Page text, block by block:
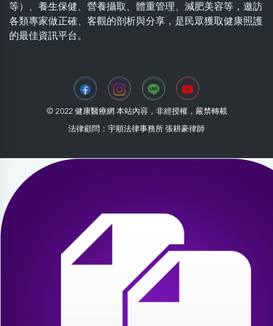
等）、養生保健、營養攝取、體重管理、減肥美容等，邀訪
各類專家做正確、客觀的剖析與分享，是民眾獲取健康照護
的最佳資訊平台。
© 2022 健康醫療網 本站內容，非經授權，嚴禁轉載
法律顧問：宇順法律事務所 張耕豪律師